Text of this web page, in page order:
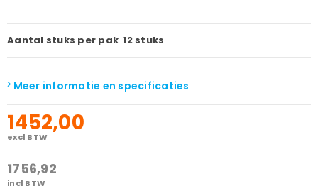
Aantal stuks per pak 12 stuks
Meer informatie en specificaties
1452,00
excl BTW
1756,92
incl BTW